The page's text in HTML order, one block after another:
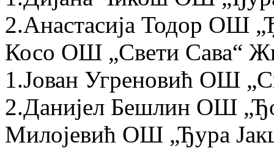
2.Анастасија Тодор ОШ
Косо ОШ „Свети Сава“
1.Јован Угреновић ОШ
2.Данијел Бешлин ОШ
Милојевић ОШ „Ђура